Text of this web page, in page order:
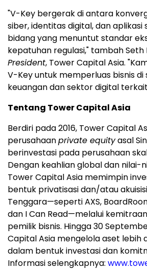
"V-Key bergerak di antara
siber, identitas digital, dan
bidang yang menuntut standar
kepatuhan regulasi," tambah Seth
President, Tower Capital Asia.
V-Key untuk memperluas bisnis di
keuangan dan sektor digital
Tentang Tower Capital Asia
Berdiri pada 2016, Tower Capital
perusahaanprivate equityasal
berinvestasi pada perusahaan
Dengan keahlian global dan nilai-
Tower Capital Asia memimpin
bentuk privatisasi dan/atau
Tenggara—seperti AXS,
dan I Can Read—melalui
pemilik bisnis. Hingga 30
Capital Asia mengelola aset lebih
dalam bentuk investasi dan
Informasi selengkapnya: